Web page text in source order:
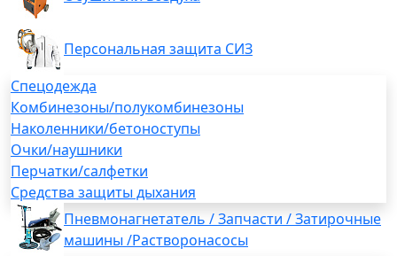
Персональная защита СИЗ
Спецодежда
Комбинезоны/полукомбинезоны
Наколенники/бетоноступы
Очки/наушники
Перчатки/салфетки
Средства защиты дыхания
Пневмонагнетатель / Запчасти / Затирочные
машины /Растворонасосы